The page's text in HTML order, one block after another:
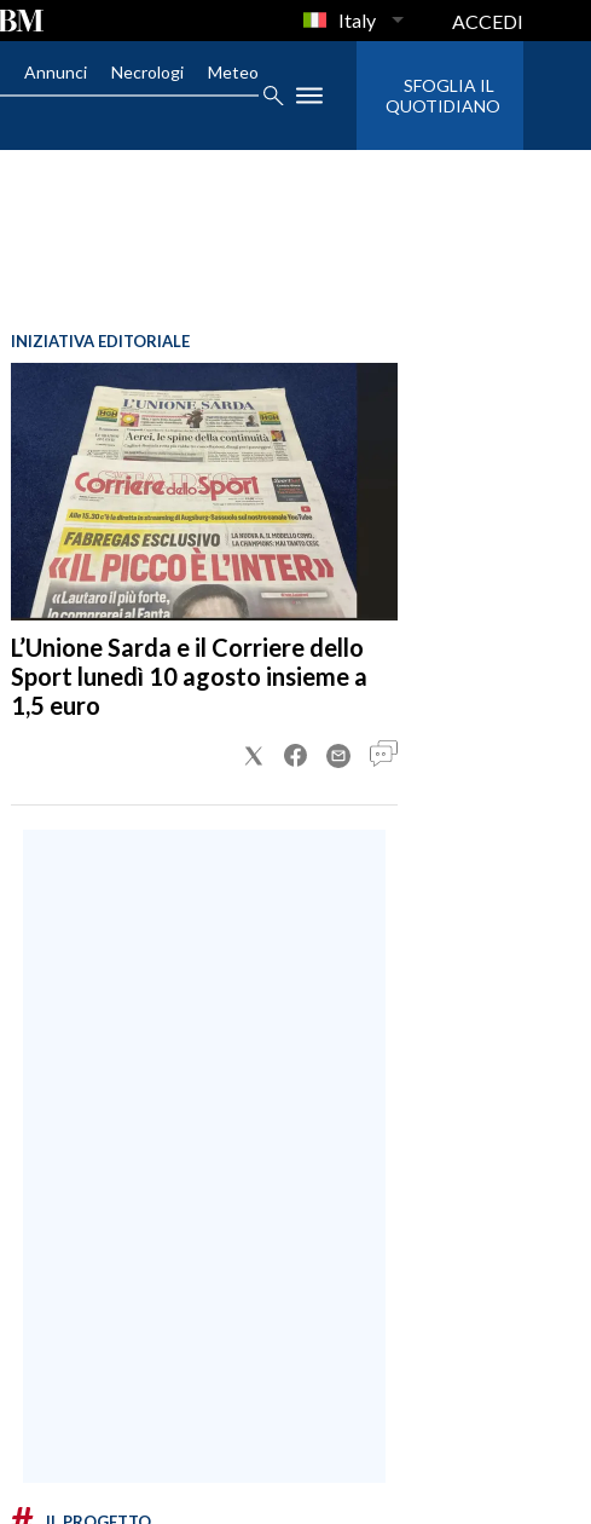
Italy ACCEDI
Annunci Necrologi Meteo
SFOGLIA IL
QUOTIDIANO
INIZIATIVA EDITORIALE
L’Unione Sarda e il Corriere dello
Sport lunedì 10 agosto insieme a
1,5 euro